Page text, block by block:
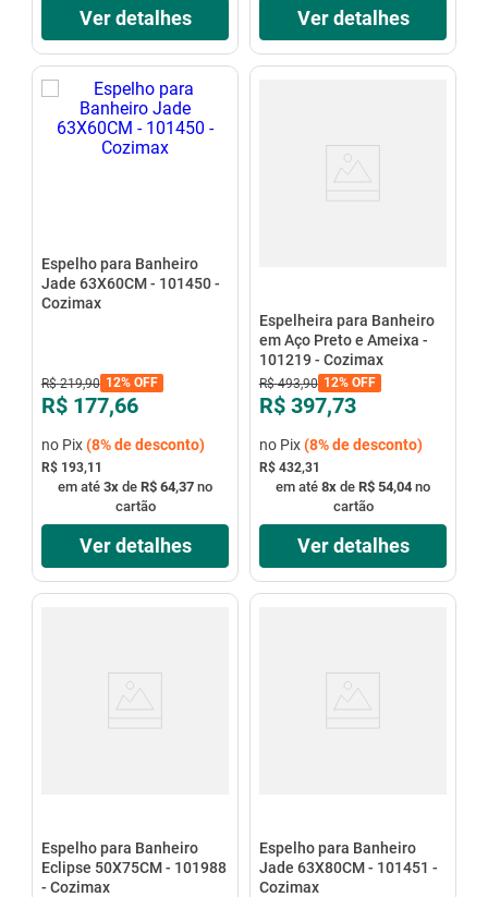
Ver detalhes Ver detalhes
Espelho para Banheiro
Jade 63X60CM - 101450 -
Cozimax
R$ 219,90 12%OFF
R$ 177,66
no Pix(8%de desconto)
R$ 193,11
em até 3x de R$ 64,37 no
cartão
Ver detalhes
Espelheira para Banheiro
em Aço Preto e Ameixa -
101219 - Cozimax
R$ 493,90 12%OFF
R$ 397,73
no Pix(8%de desconto)
R$ 432,31
em até 8x de R$ 54,04 no
cartão
Ver detalhes
Espelho para Banheiro
Eclipse 50X75CM - 101988
- Cozimax
Espelho para Banheiro
Jade 63X80CM - 101451 -
Cozimax